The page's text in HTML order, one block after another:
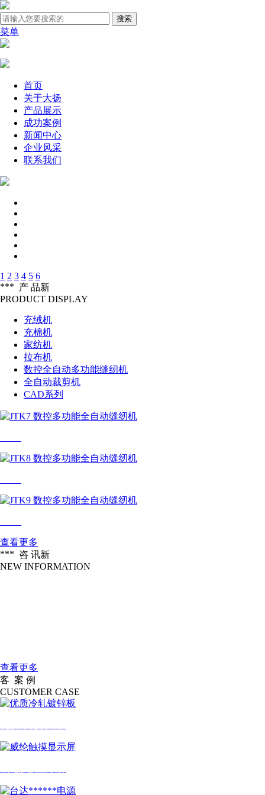
菜单
首页
关于大扬
产品展示
成功案例
新闻中心
企业风采
联系我们
1 2 3 4 5 6
***
新
产 品
PRODUCT DISPLAY
充绒机
充棉机
家纺机
拉布机
数控全自动多功能缝纫机
全自动裁剪机
CAD系列
查看更多
***
新
咨 讯
NEW INFORMATION
查看更多
客 案 例
CUSTOMER CASE